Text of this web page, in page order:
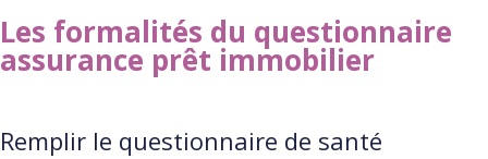
Les formalités du questionnaire
assurance prêt immobilier
Remplir le questionnaire de santé